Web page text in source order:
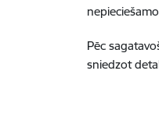
Pēc
sniedzot